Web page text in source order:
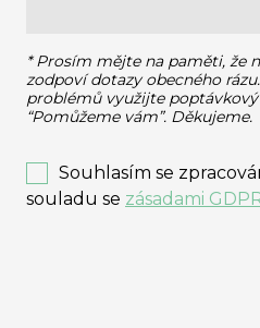
* Prosím mějte na paměti, že
zodpoví dotazy obecného rázu.
problémů využijte
“Pomůžeme vám”. Děkujeme.
Souhlasím se
souladu se zásadami